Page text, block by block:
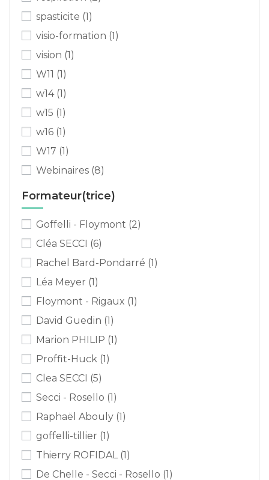
spasticite (1)
visio-formation (1)
vision (1)
W11 (1)
w14 (1)
w15 (1)
w16 (1)
W17 (1)
Webinaires (8)
Formateur(trice)
Goffelli - Floymont (2)
Cléa SECCI (6)
Rachel Bard-Pondarré (1)
Léa Meyer (1)
Floymont - Rigaux (1)
David Guedin (1)
Marion PHILIP (1)
Proffit-Huck (1)
Clea SECCI (5)
Secci - Rosello (1)
Raphaël Abouly (1)
goffelli-tillier (1)
Thierry ROFIDAL (1)
De Chelle - Secci - Rosello (1)